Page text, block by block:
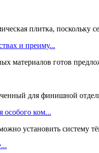
плитка,
и преиму...
материалов готов
для финишной
особого ком...
установить систему